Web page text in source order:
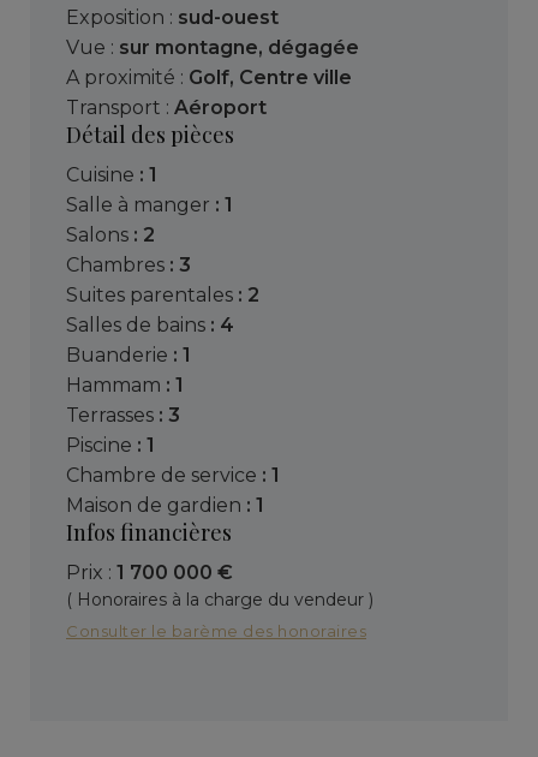
Exposition : sud-ouest
Vue : sur montagne, dégagée
A proximité : Golf, Centre ville
Transport : Aéroport
Détail des pièces
cuisine : 1
salle à manger : 1
salons : 2
chambres : 3
suites parentales : 2
salles de bains : 4
buanderie : 1
hammam : 1
terrasses : 3
piscine : 1
chambre de service : 1
maison de gardien : 1
Infos financières
Prix : 1 700 000 €
( Honoraires à la charge du vendeur )
Consulter le barème des honoraires